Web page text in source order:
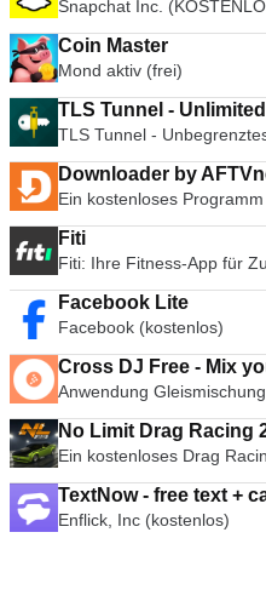
Snapchat Inc.
Coin Master
Mond aktiv (frei)
TLS Tunnel - Unlimited
TLS Tunnel -
Downloader by
Ein kostenloses
Fiti
Fiti: Ihre Fitness-App für
Facebook Lite
Facebook (kostenlos)
Cross DJ Free - Mix
Anwendung Gleismischung
No Limit Drag Racing
Ein kostenloses Drag
TextNow - free text +
Enflick, Inc (kostenlos)